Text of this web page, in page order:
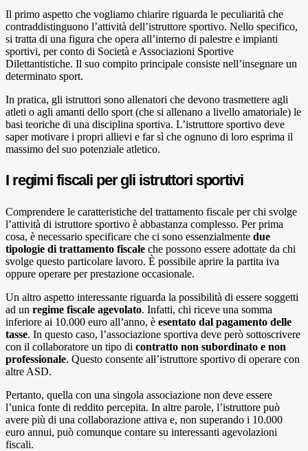
Il primo aspetto che vogliamo chiarire riguarda le peculiarità che
contraddistinguono l’attività dell’istruttore sportivo. Nello specifico,
si tratta di una figura che opera all’interno di palestre e impianti
sportivi, per conto di Società e Associazioni Sportive
Dilettantistiche. Il suo compito principale consiste nell’insegnare un
determinato sport.
In pratica, gli istruttori sono allenatori che devono trasmettere agli
atleti o agli amanti dello sport (che si allenano a livello amatoriale) le
basi teoriche di una disciplina sportiva. L’istruttore sportivo deve
saper motivare i propri allievi e far sì che ognuno di loro esprima il
massimo del suo potenziale atletico.
I regimi fiscali per gli istruttori sportivi
Comprendere le caratteristiche del trattamento fiscale per chi svolge
l’attività di istruttore sportivo è abbastanza complesso. Per prima
cosa, è necessario specificare che ci sono essenzialmente due
tipologie di trattamento fiscale che possono essere adottate da chi
svolge questo particolare lavoro. È possibile aprire la partita iva
oppure operare per prestazione occasionale.
Un altro aspetto interessante riguarda la possibilità di essere soggetti
ad un regime fiscale agevolato. Infatti, chi riceve una somma
inferiore ai 10.000 euro all’anno, è esentato dal pagamento delle
tasse. In questo caso, l’associazione sportiva deve però sottoscrivere
con il collaboratore un tipo di contratto non subordinato e non
professionale. Questo consente all’istruttore sportivo di operare con
altre ASD.
Pertanto, quella con una singola associazione non deve essere
l’unica fonte di reddito percepita. In altre parole, l’istruttore può
avere più di una collaborazione attiva e, non superando i 10.000
euro annui, può comunque contare su interessanti agevolazioni
fiscali.